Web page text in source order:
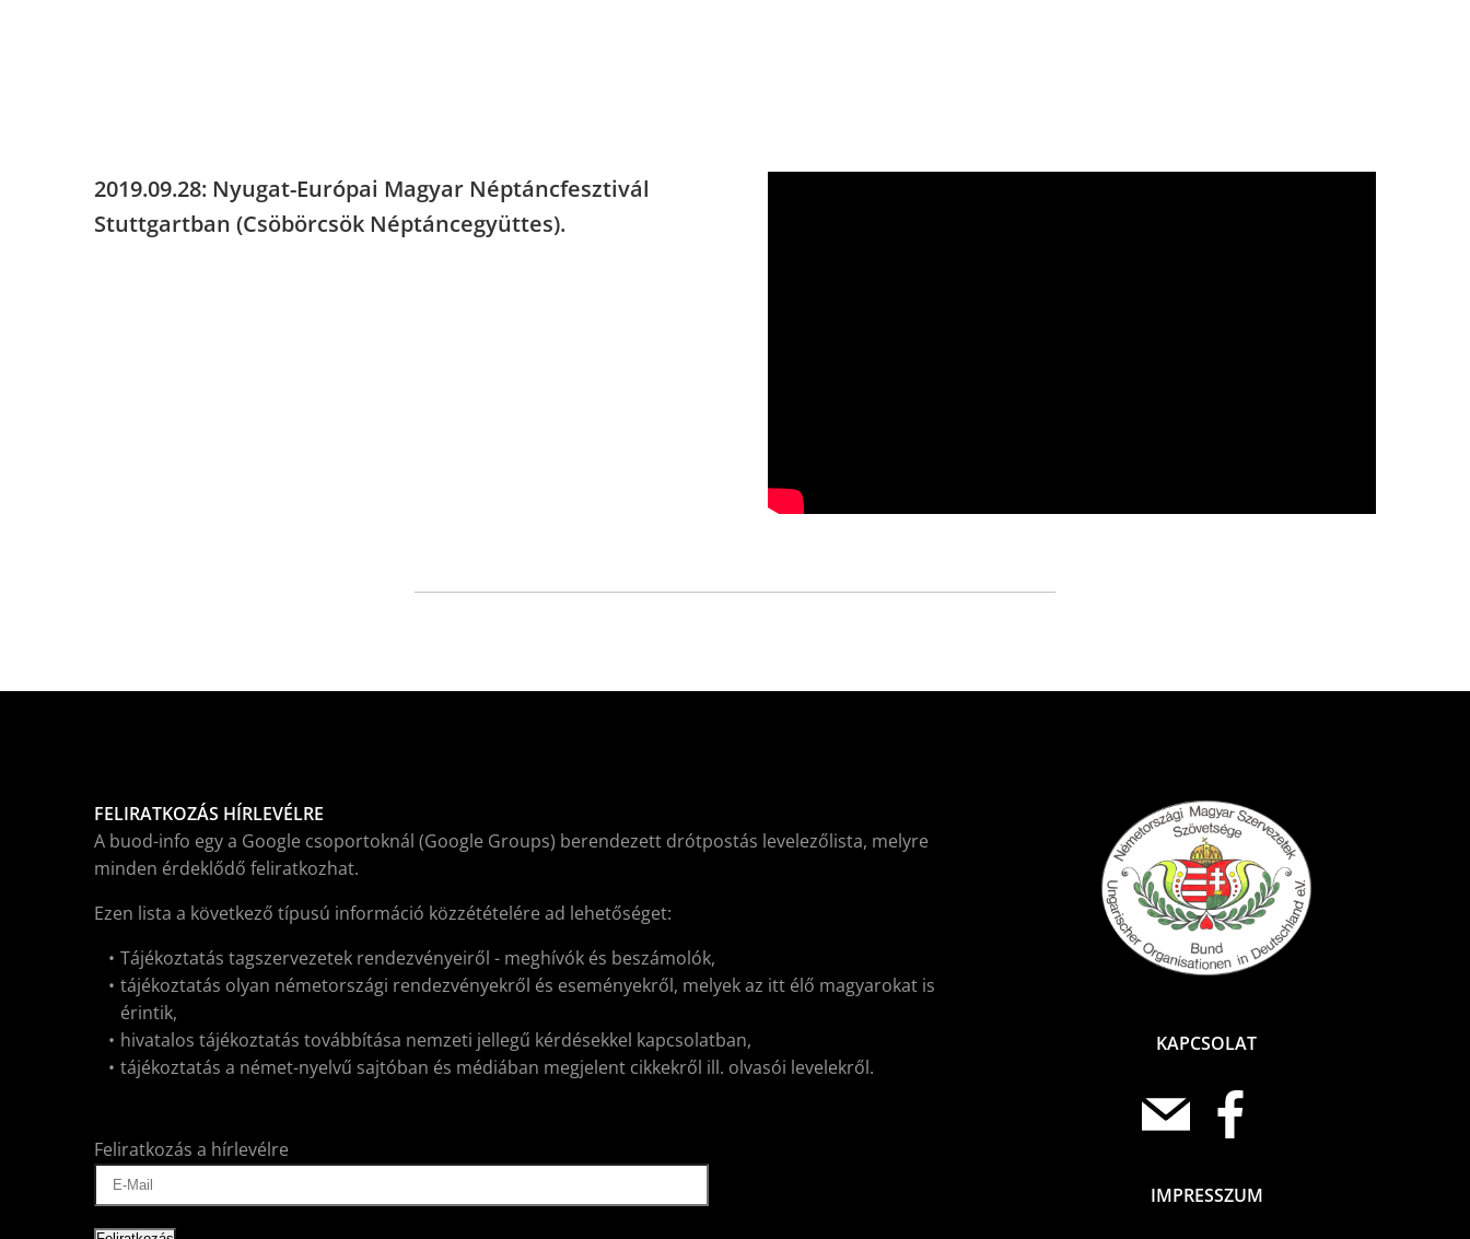
2019.09.28: Nyugat-Európai Magyar Néptáncfesztivál
Stuttgartban (Csöbörcsök Néptáncegyüttes).
FELIRATKOZÁS HÍRLEVÉLRE
A buod-info egy a Google csoportoknál (Google Groups) berendezett drótpostás levelezőlista, melyre
minden érdeklődő feliratkozhat.
Ezen lista a következő típusú információ közzétételére ad lehetőséget:
Tájékoztatás tagszervezetek rendezvényeiről - meghívók és beszámolók,
tájékoztatás olyan németországi rendezvényekről és eseményekről, melyek az itt élő magyarokat is
érintik,
hivatalos tájékoztatás továbbítása nemzeti jellegű kérdésekkel kapcsolatban,
tájékoztatás a német-nyelvű sajtóban és médiában megjelent cikkekről ill. olvasói levelekről.
Feliratkozás a hírlevélre
KAPCSOLAT
IMPRESSZUM